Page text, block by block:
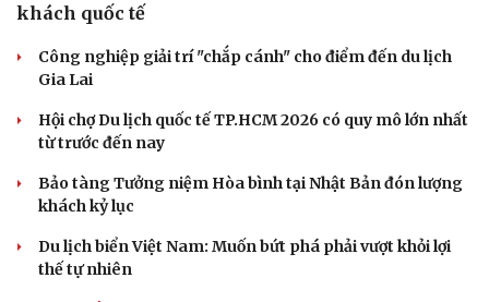
khách quốc tế
Công nghiệp giải trí "chắp cánh" cho điểm đến du lịch
Gia Lai
Hội chợ Du lịch quốc tế TP.HCM 2026 có quy mô lớn nhất
từ trước đến nay
Bảo tàng Tưởng niệm Hòa bình tại Nhật Bản đón lượng
khách kỷ lục
Du lịch biển Việt Nam: Muốn bứt phá phải vượt khỏi lợi
thế tự nhiên